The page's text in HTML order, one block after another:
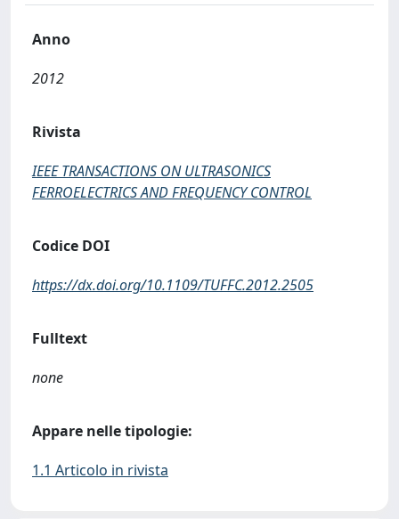
Anno
2012
Rivista
IEEE TRANSACTIONS ON ULTRASONICS
FERROELECTRICS AND FREQUENCY CONTROL
Codice DOI
https://dx.doi.org/10.1109/TUFFC.2012.2505
Fulltext
none
Appare nelle tipologie:
1.1 Articolo in rivista